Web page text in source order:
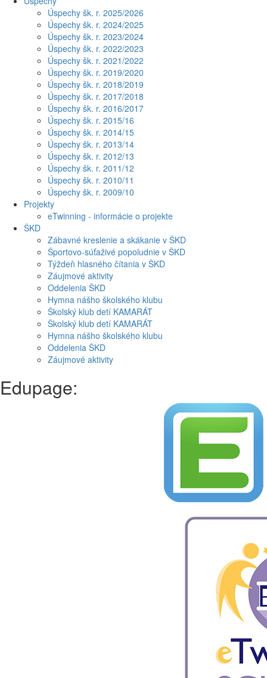
Úspechy šk. r. 2025/2026
Úspechy šk. r. 2024/2025
Úspechy šk. r. 2023/2024
Úspechy šk. r. 2022/2023
Úspechy šk. r. 2021/2022
Úspechy šk. r. 2019/2020
Úspechy šk. r. 2018/2019
Úspechy šk. r. 2017/2018
Úspechy šk. r. 2016/2017
Úspechy šk. r. 2015/16
Úspechy šk. r. 2014/15
Úspechy šk. r. 2013/14
Úspechy šk. r. 2012/13
Úspechy šk. r. 2011/12
Úspechy šk. r. 2010/11
Úspechy šk. r. 2009/10
Projekty
eTwinning - informácie o projekte
ŠKD
Zábavné kreslenie a skákanie v ŠKD
Športovo-súťaživé popoludnie v ŠKD
Týždeň hlasného čítania v ŠKD
Záujmové aktivity
Oddelenia ŠKD
Hymna nášho školského klubu
Školský klub detí KAMARÁT
Školský klub detí KAMARÁT
Hymna nášho školského klubu
Oddelenia ŠKD
Záujmové aktivity
Edupage: